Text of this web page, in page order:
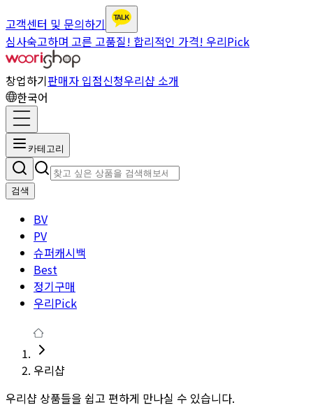
고객센터 및 문의하기
심사숙고하며 고른 고품질! 합리적인 가격! 우리Pick
창업하기판매자 입점신청우리샵 소개
한국어
카테고리
검색
BV
PV
슈퍼캐시백
Best
정기구매
우리Pick
우리샵
우리샵 상품들을 쉽고 편하게 만나실 수 있습니다.